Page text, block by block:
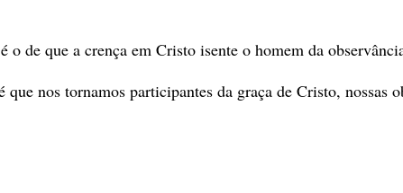
o de que a crença em Cristo isente o homem da
nos tornamos participantes da graça de Cristo, nossas